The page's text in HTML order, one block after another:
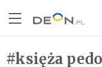
#księża